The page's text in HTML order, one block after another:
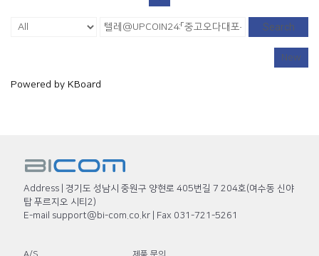
Search
New
Powered by KBoard
Address | 경기도 성남시 중원구 양현로 405번길 7 204호(여수동 신야
탑 푸르지오 시티2)
E-mail support@bi-com.co.kr | Fax 031-721-5261